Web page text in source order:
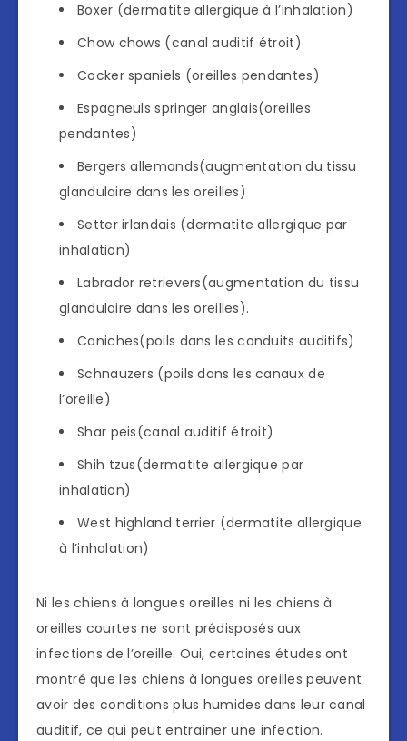
Boxer (dermatite allergique à l’inhalation)
Chow chows (canal auditif étroit)
Cocker spaniels (oreilles pendantes)
Espagneuls springer anglais(oreilles
pendantes)
Bergers allemands(augmentation du tissu
glandulaire dans les oreilles)
Setter irlandais (dermatite allergique par
inhalation)
Labrador retrievers(augmentation du tissu
glandulaire dans les oreilles).
Caniches(poils dans les conduits auditifs)
Schnauzers (poils dans les canaux de
l’oreille)
Shar peis(canal auditif étroit)
Shih tzus(dermatite allergique par
inhalation)
West highland terrier (dermatite allergique
à l’inhalation)
Ni les chiens à longues oreilles ni les chiens à
oreilles courtes ne sont prédisposés aux
infections de l’oreille. Oui, certaines études ont
montré que les chiens à longues oreilles peuvent
avoir des conditions plus humides dans leur canal
auditif, ce qui peut entraîner une infection.